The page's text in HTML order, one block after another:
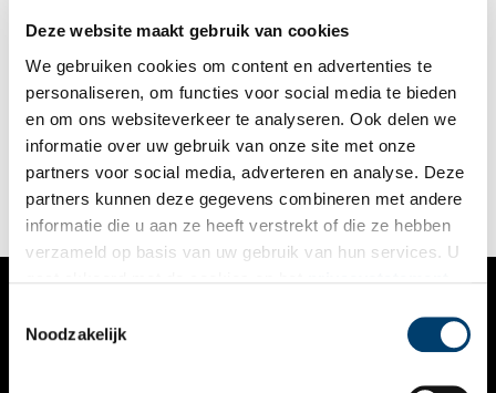
Deze website maakt gebruik van cookies
We gebruiken cookies om content en advertenties te
personaliseren, om functies voor social media te bieden
en om ons websiteverkeer te analyseren. Ook delen we
informatie over uw gebruik van onze site met onze
partners voor social media, adverteren en analyse. Deze
partners kunnen deze gegevens combineren met andere
informatie die u aan ze heeft verstrekt of die ze hebben
verzameld op basis van uw gebruik van hun services. U
Noodzakelijk
De Gooise havenstad Huizen telt één provinciaal monument:
de Kalkovens. Als oudste industrie van Huizen vormen de vier
torens nog altijd een karakteristiek gezicht aan de haven. Niet
voor niets is de voormalige schelpkalkfabriek nu een gewilde
evenementenlocatie. Maar wat werd hier vroeger precies
gemaakt en waarom was deze industrie zo belangrijk voor
Huizen?
VERHALEN